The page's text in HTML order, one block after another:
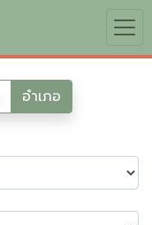
อำเภอ